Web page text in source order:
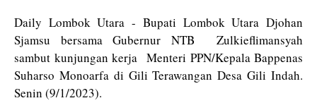
Daily Lombok Utara - Bupati Lombok Utara Djohan
Sjamsu bersama Gubernur NTB Zulkieflimansyah
sambut kunjungan kerja Menteri PPN/Kepala Bappenas
Suharso Monoarfa di Gili Terawangan Desa Gili Indah.
Senin (9/1/2023).